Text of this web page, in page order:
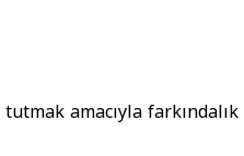
amacıyla